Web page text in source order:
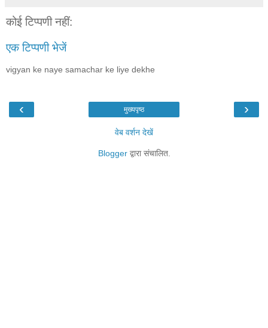
कोई टिप्पणी नहीं:
एक टिप्पणी भेजें
vigyan ke naye samachar ke liye dekhe
‹ ›
मुख्यपृष्ठ
वेब वर्शन देखें
Bloggerद्वारा संचालित.